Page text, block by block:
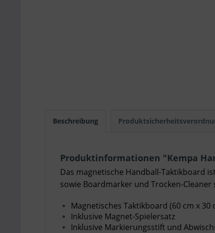
Beschreibung
Produktinformationen "Kempa
Das magnetische Handball-Taktikboard
sowie Boardmarker und Trocken-
Magnetisches Taktikboard (60 cm x 30
Inklusive Magnet-Spielersatz
Inklusive Markierungsstift und